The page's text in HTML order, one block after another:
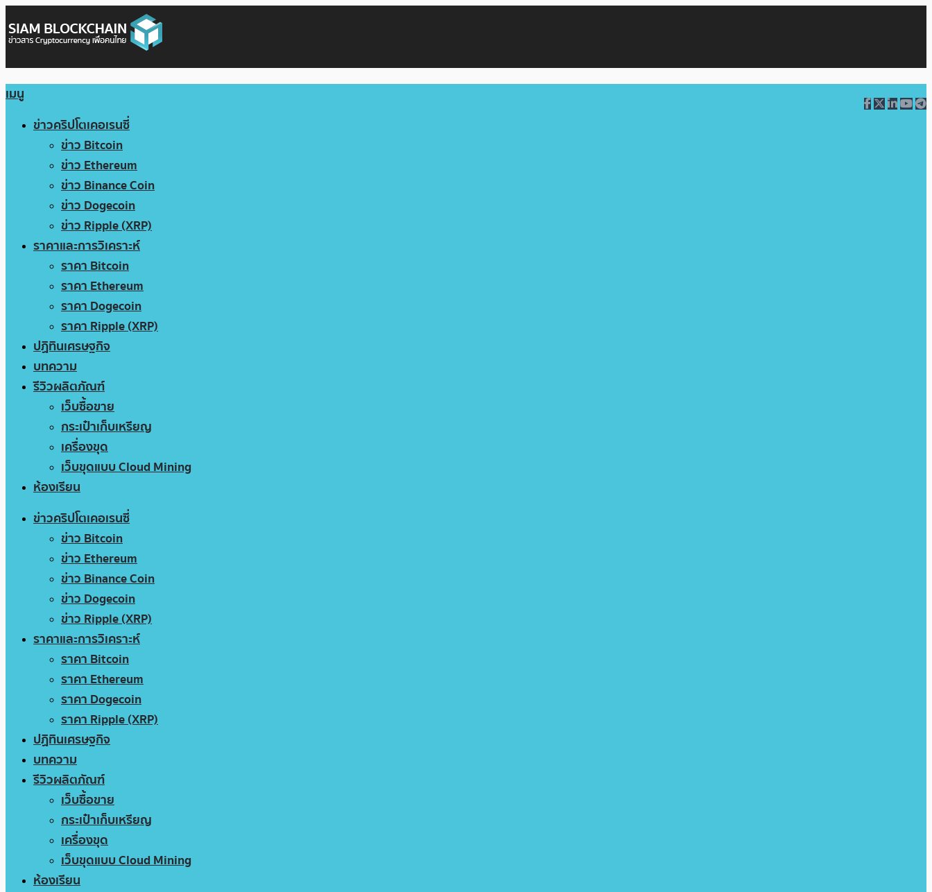
เมนู
ข่าวคริปโตเคอเรนซี่
ข่าว Bitcoin
ข่าว Ethereum
ข่าว Binance Coin
ข่าว Dogecoin
ข่าว Ripple (XRP)
ราคาและการวิเคราะห์
ราคา Bitcoin
ราคา Ethereum
ราคา Dogecoin
ราคา Ripple (XRP)
ปฏิทินเศรษฐกิจ
บทความ
รีวิวผลิตภัณฑ์
เว็บซื้อขาย
กระเป๋าเก็บเหรียญ
เครื่องขุด
เว็บขุดแบบ Cloud Mining
ห้องเรียน
ข่าวคริปโตเคอเรนซี่
ข่าว Bitcoin
ข่าว Ethereum
ข่าว Binance Coin
ข่าว Dogecoin
ข่าว Ripple (XRP)
ราคาและการวิเคราะห์
ราคา Bitcoin
ราคา Ethereum
ราคา Dogecoin
ราคา Ripple (XRP)
ปฏิทินเศรษฐกิจ
บทความ
รีวิวผลิตภัณฑ์
เว็บซื้อขาย
กระเป๋าเก็บเหรียญ
เครื่องขุด
เว็บขุดแบบ Cloud Mining
ห้องเรียน